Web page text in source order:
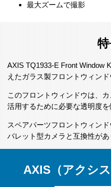
最大ズームで撮影
AXIS TQ1933-E Front Window
えたガラス製フロントウィン
このフロントウィンドウは、
活用するために必要な透明度
スペアパーツフロントウィン
バレット型カメラと互換性が
AXIS（アクシ